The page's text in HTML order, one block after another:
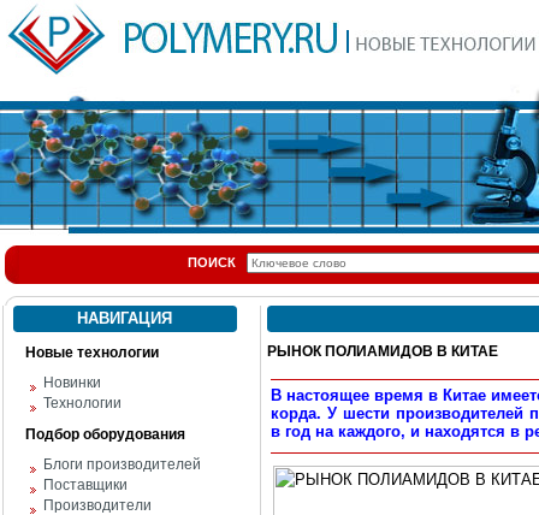
ПОИСК
НАВИГАЦИЯ
Новые технологии
Новинки
Технологии
Подбор оборудования
Блоги производителей
Поставщики
Производители
РЫНОК ПОЛИАМИДОВ В КИТАЕ
В настоящее время в Китае
корда. У шести производителей
в год на каждого, и находятся в